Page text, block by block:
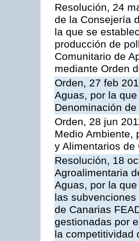
Resolución, 24
de la Consejería
la que se
producción de
Comunitario de
mediante Orden
Orden, 27 feb
Aguas, por la
Denominación
Orden, 28 jun
Medio Ambiente,
y Alimentarios de
Resolución, 18
Agroalimentaria
Aguas, por la
las
de Canarias
gestionadas por
la competitividad